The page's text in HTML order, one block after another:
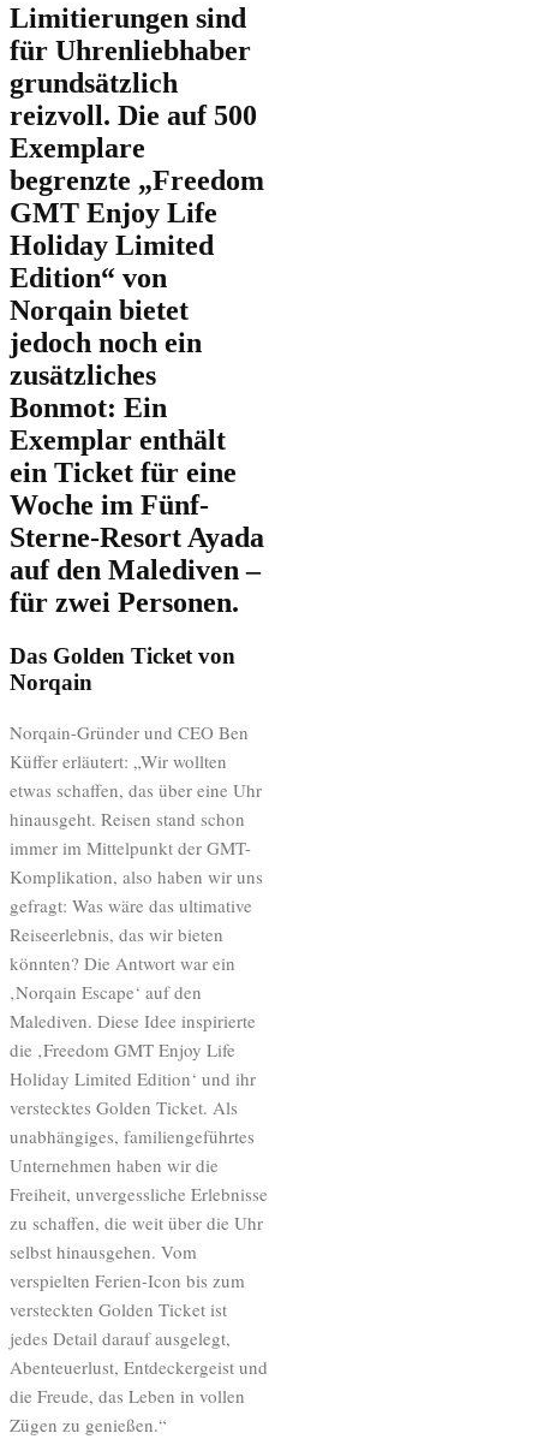
Limitierungen sind
für Uhrenliebhaber
grundsätzlich
reizvoll. Die auf 500
Exemplare
begrenzte „Freedom
GMT Enjoy Life
Holiday Limited
Edition“ von
Norqain bietet
jedoch noch ein
zusätzliches
Bonmot: Ein
Exemplar enthält
ein Ticket für eine
Woche im Fünf-
Sterne-Resort Ayada
auf den Malediven –
für zwei Personen.
Das Golden Ticket von
Norqain
Norqain-Gründer und CEO Ben
Küffer erläutert: „Wir wollten
etwas schaffen, das über eine Uhr
hinausgeht. Reisen stand schon
immer im Mittelpunkt der GMT-
Komplikation, also haben wir uns
gefragt: Was wäre das ultimative
Reiseerlebnis, das wir bieten
könnten? Die Antwort war ein
‚Norqain Escape‘ auf den
Malediven. Diese Idee inspirierte
die ‚Freedom GMT Enjoy Life
Holiday Limited Edition‘ und ihr
verstecktes Golden Ticket. Als
unabhängiges, familiengeführtes
Unternehmen haben wir die
Freiheit, unvergessliche Erlebnisse
zu schaffen, die weit über die Uhr
selbst hinausgehen. Vom
verspielten Ferien-Icon bis zum
versteckten Golden Ticket ist
jedes Detail darauf ausgelegt,
Abenteuerlust, Entdeckergeist und
die Freude, das Leben in vollen
Zügen zu genießen.“